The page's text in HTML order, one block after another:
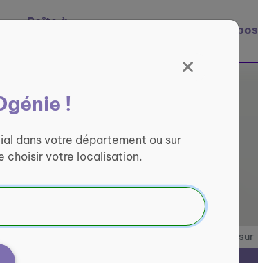
Boîte à
À propos
!
dans votre département ou sur
choisir votre localisation.
Partager sur